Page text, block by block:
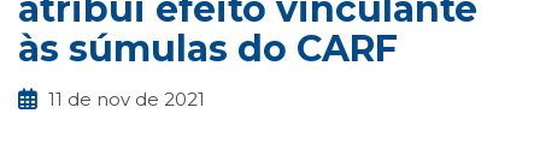
às súmulas do CARF
11 de nov de 2021